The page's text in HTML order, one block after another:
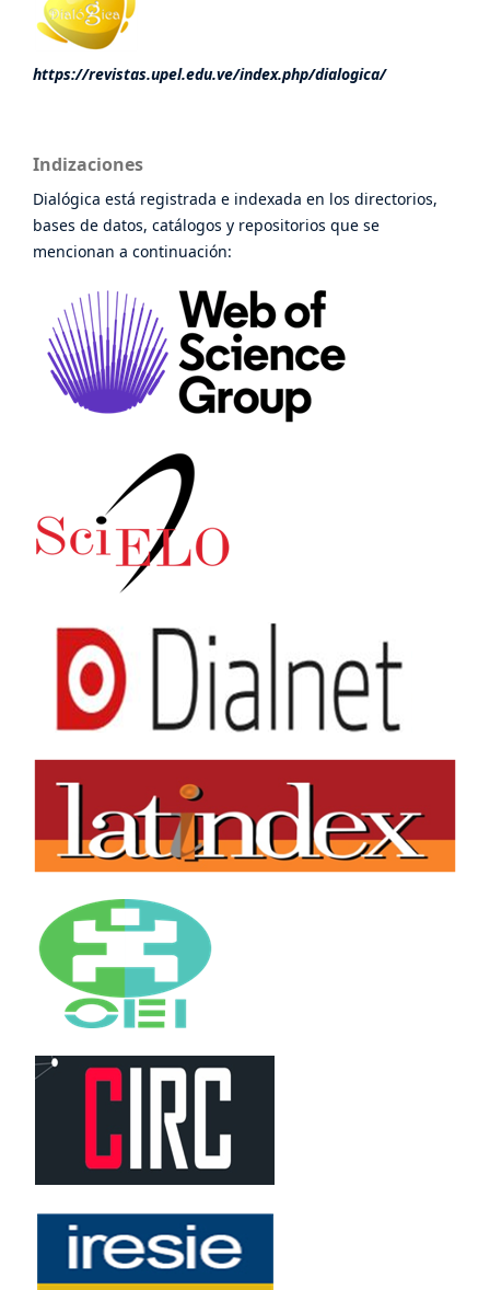
https://revistas.upel.edu.ve/index.php/dialogica/
Indizaciones
Dialógica está registrada e indexada en los directorios,
bases de datos, catálogos y repositorios que se
mencionan a continuación: